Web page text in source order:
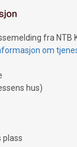
fra NTB
om
hus)
plass